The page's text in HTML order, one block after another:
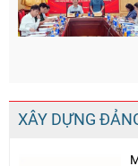
XÂY DỰNG